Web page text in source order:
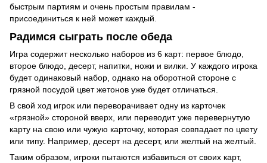
быстрым партиям и очень простым правилам -
присоединиться к ней может каждый.
Радимся сыграть после обеда
Игра содержит несколько наборов из 6 карт: первое блюдо,
второе блюдо, десерт, напитки, ножи и вилки. У каждого игрока
будет одинаковый набор, однако на оборотной стороне с
грязной посудой цвет жетонов уже будет отличаться.
В свой ход игрок или переворачивает одну из карточек
«грязной» стороной вверх, или переводит уже перевернутую
карту на свою или чужую карточку, которая совпадает по цвету
или типу. Например, десерт на десерт, или желтый на желтый.
Таким образом, игроки пытаются избавиться от своих карт,